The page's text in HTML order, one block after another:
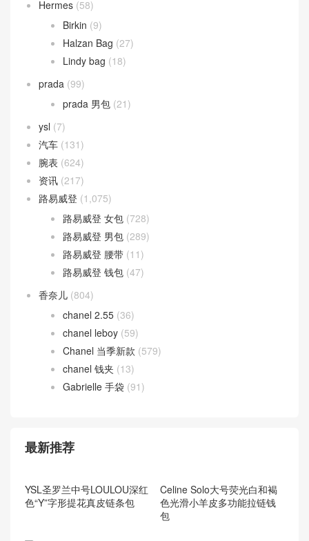
(720)
Gucci 女包
Gucci 男包(85)
Gucci 腰带 (52)
Gucci 钱包
Hermes(58)
Birkin
Halzan Bag
Lindy bag
prada (99)
(7)
汽车
(131)
腕表
(624)
路易威登
(1,075)
路易威登 女包
(728)
路易威登 男包 (289)
路易威登 腰带(11)
路易威登 钱包
(47)
chanel leboy
Chanel 当季新款
Gabrielle 手袋(91)